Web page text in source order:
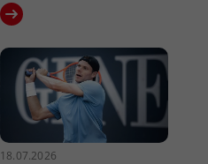
18.07.2026